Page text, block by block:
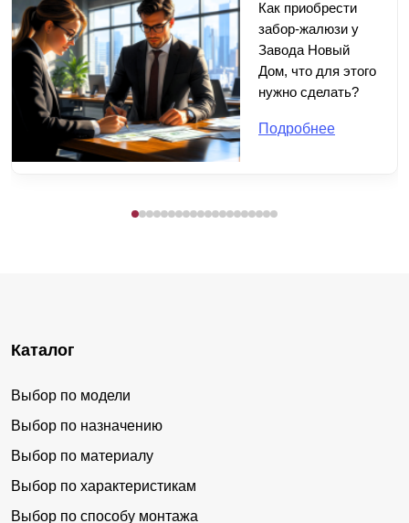
Как приобрести
забор-жалюзи у
Завода Новый
Дом, что для этого
нужно сделать?
Подробнее
Каталог
Выбор по модели
Выбор по назначению
Выбор по материалу
Выбор по характеристикам
Выбор по способу монтажа